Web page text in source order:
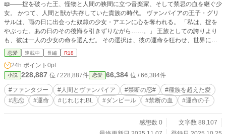
📖――掟を破った王、怪物と人間の狭間に立つ音楽家、そして禁忌の血を継ぐ少
女。 かつて、人間と獣が共存していた貴族の時代。 ヴァンパイアの王子・グリ
サルは、雨の日に出会った奴隷の少女・アエンに心を奪われる。 「私は、掟を
やぶった。あの日のその後悔を引きずりながら……。」 王族としての誇りより
も、彼は一人の少女の命を選んだ。 その選択は、彼の運命を狂わせ、世界に禁
忌の血を残すこととなる。 一方、赤い髪と瞳を持つ“災いの子”ミフィーは、音楽
に救われながらもヴァンパイアとして蘇る。 戦場で出会った妖精のような看護
婦と恋に落ち、スパイとしての使命と愛の狭間で揺れる。 「怪物と人間の狭間
あっても、人と音楽を愛した。」 彼は自らの正体を明かし、神族の争いに終止
符を打つが、愛する者を守る代償はあまりにも大きかった。 そして、二人の禁
断の愛から生まれた子供――月。 彼女は「人間でもヴァンパイアでもない存
在」として、世界の狭間で生きることを強いられる。 母の死、父の失踪、神族
宿命、愛、裏切り、そして希望。 これは、掟に抗い、孤独に耐え、世界を変え
恋愛 連載中 長編 R18
24h.ポイント 0pt
小説 228,887 位 / 228,887件 恋愛 66,384 位 / 66,384件
#ファンタジー #人間とヴァンパイア #禁断の恋#
#種族を超えた愛
#悲恋
#運命 #じれじれBL #ダンピール #禁断の血 #運命の子
感想数 0
文字数 88,107